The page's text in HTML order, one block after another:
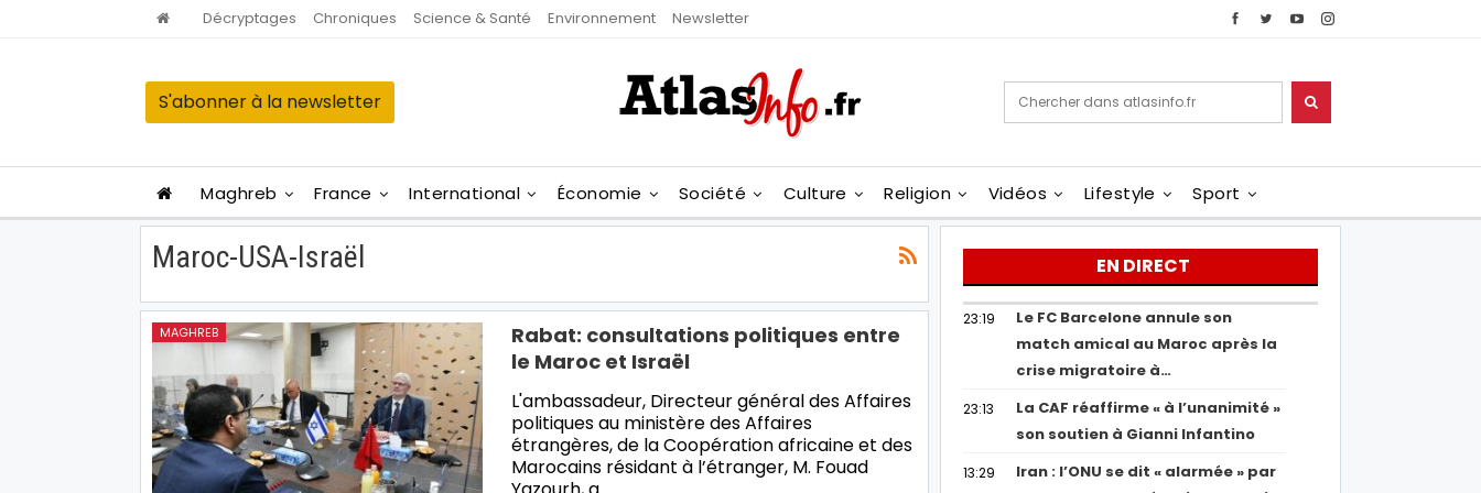
Décryptages Chroniques Science & Santé Environnement Newsletter
S'abonner à la newsletter
Maghreb France International Économie Société Culture Religion Vidéos Lifestyle Sport
Maroc-USA-Israël
MAGHREB
Rabat: consultations politiques entre
le Maroc et Israël
L'ambassadeur, Directeur général des Affaires
politiques au ministère des Affaires
étrangères, de la Coopération africaine et des
Marocains résidant à l’étranger, M. Fouad
EN DIRECT
23:19
Le FC Barcelone annule son
match amical au Maroc après la
crise migratoire à…
23:13
La CAF réaffirme « à l’unanimité »
son soutien à Gianni Infantino
13:29
Iran : l’ONU se dit « alarmée » par